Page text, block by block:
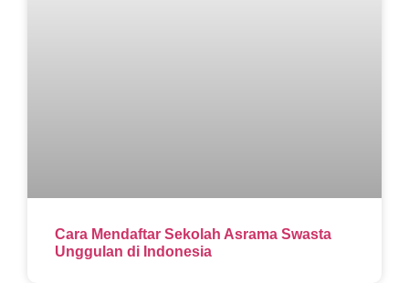
Cara Mendaftar Sekolah Asrama Swasta
Unggulan di Indonesia